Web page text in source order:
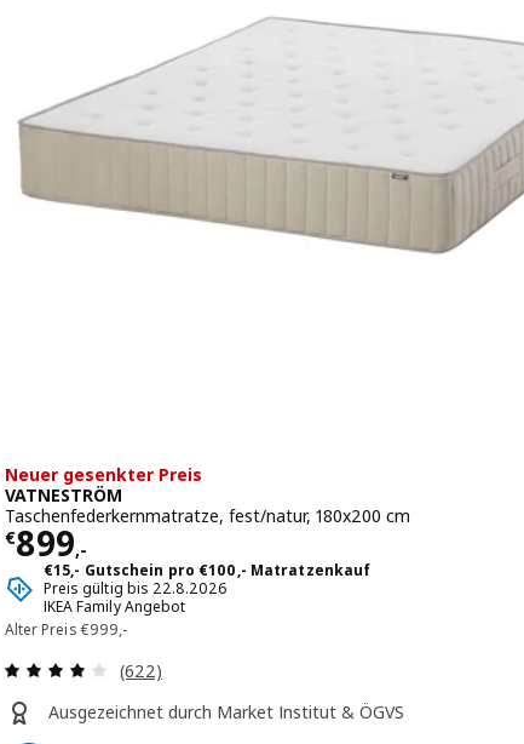
Neuer gesenkter Preis
VATNESTRÖM
Taschenfederkernmatratze, fest/natur, 180x200 cm
€899,-
Preis € 899,-
€15,- Gutschein pro €100,- Matratzenkauf
Preis gültig bis 22.8.2026
IKEA Family Angebot
Alter Preis€999,-
Alter Preis € 999,-
Überprüfung: 3.9 aus 5 sterne. Bewertungen
(622)
Ausgezeichnet durch Market Institut & ÖGVS